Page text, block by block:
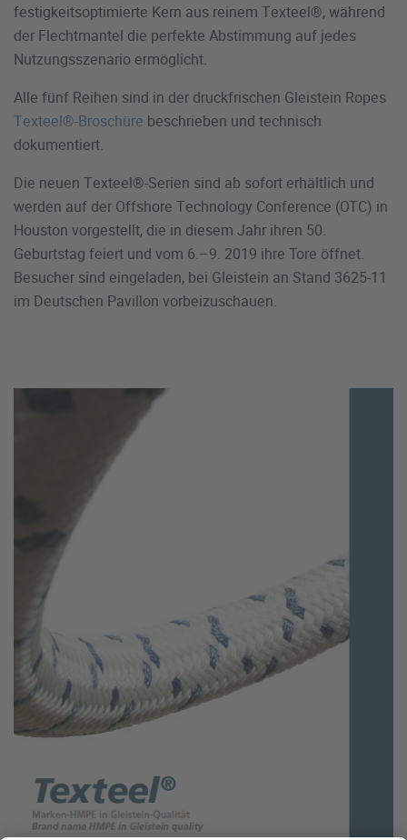
festigkeitsoptimierte Kern aus reinem Texteel®, während
der Flechtmantel die perfekte Abstimmung auf jedes
Nutzungsszenario ermöglicht.
Alle fünf Reihen sind in der druckfrischen Gleistein Ropes
Texteel®-Broschüre beschrieben und technisch
dokumentiert.
Die neuen Texteel®-Serien sind ab sofort erhältlich und
werden auf der Offshore Technology Conference (OTC) in
Houston vorgestellt, die in diesem Jahr ihren 50.
Geburtstag feiert und vom 6.–9. 2019 ihre Tore öffnet.
Besucher sind eingeladen, bei Gleistein an Stand 3625-11
im Deutschen Pavillon vorbeizuschauen.